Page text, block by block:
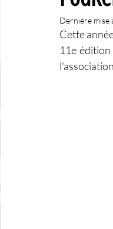
Formation
COVID-19
Dernière mise
Cette
11e
l'association